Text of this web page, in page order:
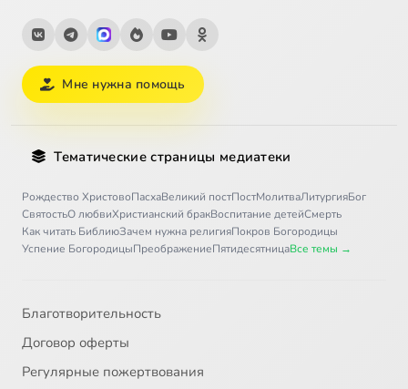
Мне нужна помощь
Тематические страницы медиатеки
Рождество ХристовоПасхаВеликий постПостМолитваЛитургияБог
СвятостьО любвиХристианский бракВоспитание детейСмерть
Как читать БиблиюЗачем нужна религияПокров Богородицы
Успение БогородицыПреображениеПятидесятницаВсе темы →
Благотворительность
Договор оферты
Регулярные пожертвования